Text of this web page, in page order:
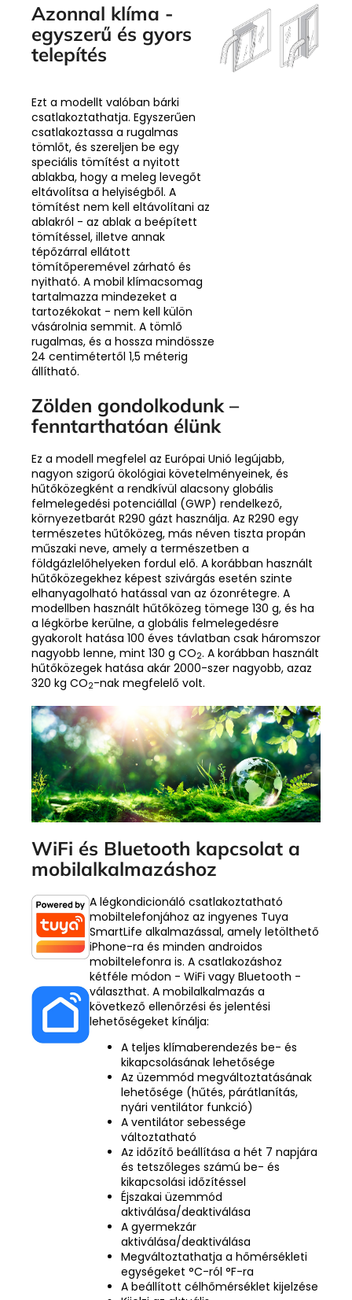
Azonnal klíma -
egyszerű és gyors
telepítés
Ezt a modellt valóban bárki
csatlakoztathatja. Egyszerűen
csatlakoztassa a rugalmas
tömlőt, és szereljen be egy
speciális tömítést a nyitott
ablakba, hogy a meleg levegőt
eltávolítsa a helyiségből. A
tömítést nem kell eltávolítani az
ablakról - az ablak a beépített
tömítéssel, illetve annak
tépőzárral ellátott
tömítőperemével zárható és
nyitható. A mobil klímacsomag
tartalmazza mindezeket a
tartozékokat - nem kell külön
vásárolnia semmit. A tömlő
rugalmas, és a hossza mindössze
24 centimétertől 1,5 méterig
állítható.
Zölden gondolkodunk –
fenntarthatóan élünk
Ez a modell megfelel az Európai Unió legújabb,
nagyon szigorú ökológiai követelményeinek, és
hűtőközegként a rendkívül alacsony globális
felmelegedési potenciállal (GWP) rendelkező,
környezetbarát R290 gázt használja. Az R290 egy
természetes hűtőközeg, más néven tiszta propán
műszaki neve, amely a természetben a
földgázlelőhelyeken fordul elő. A korábban használt
hűtőközegekhez képest szivárgás esetén szinte
elhanyagolható hatással van az ózonrétegre. A
modellben használt hűtőközeg tömege 130 g, és ha
a légkörbe kerülne, a globális felmelegedésre
gyakorolt hatása 100 éves távlatban csak háromszor
nagyobb lenne, mint 130 g CO2. A korábban használt
hűtőközegek hatása akár 2000-szer nagyobb, azaz
320 kg CO2-nak megfelelő volt.
WiFi és Bluetooth kapcsolat a
mobilalkalmazáshoz
A légkondicionáló csatlakoztatható
mobiltelefonjához az ingyenes Tuya
SmartLife alkalmazással, amely letölthető
iPhone-ra és minden androidos
mobiltelefonra is. A csatlakozáshoz
kétféle módon - WiFi vagy Bluetooth -
választhat. A mobilalkalmazás a
következő ellenőrzési és jelentési
lehetőségeket kínálja:
A teljes klímaberendezés be- és
kikapcsolásának lehetősége
Az üzemmód megváltoztatásának
lehetősége (hűtés, párátlanítás,
nyári ventilátor funkció)
A ventilátor sebessége
változtatható
Az időzítő beállítása a hét 7 napjára
és tetszőleges számú be- és
kikapcsolási időzítéssel
Éjszakai üzemmód
aktiválása/deaktiválása
A gyermekzár
aktiválása/deaktiválása
Megváltoztathatja a hőmérsékleti
egységeket °C-ról °F-ra
A beállított célhőmérséklet kijelzése